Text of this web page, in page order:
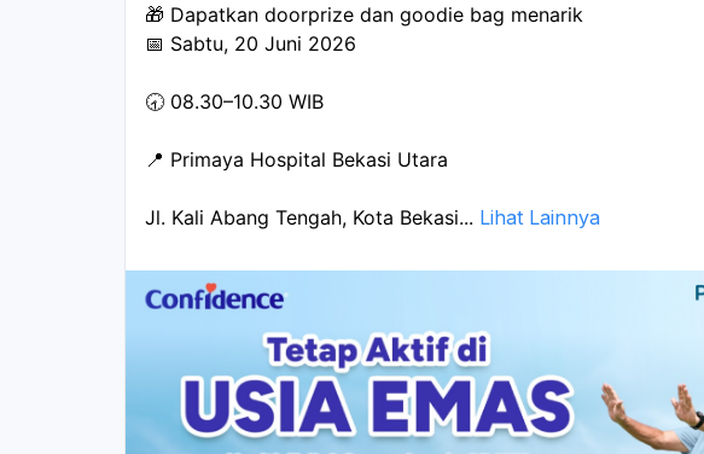
🎁 Dapatkan doorprize dan goodie bag menarik
📅 Sabtu, 20 Juni 2026
🕣 08.30–10.30 WIB
📍 Primaya Hospital Bekasi Utara
Jl. Kali Abang Tengah, Kota Bekasi... Lihat Lainnya